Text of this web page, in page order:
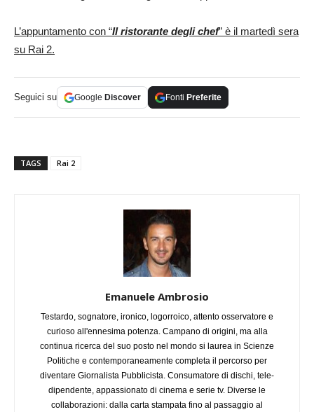
L’appuntamento con “Il ristorante degli chef” è il martedì sera
su Rai 2.
Seguici su Google Discover Fonti Preferite
TAGS Rai 2
Emanuele Ambrosio
Testardo, sognatore, ironico, logorroico, attento osservatore e
curioso all'ennesima potenza. Campano di origini, ma alla
continua ricerca del suo posto nel mondo si laurea in Scienze
Politiche e contemporaneamente completa il percorso per
diventare Giornalista Pubblicista. Consumatore di dischi, tele-
dipendente, appassionato di cinema e serie tv. Diverse le
collaborazioni: dalla carta stampata fino al passaggio al